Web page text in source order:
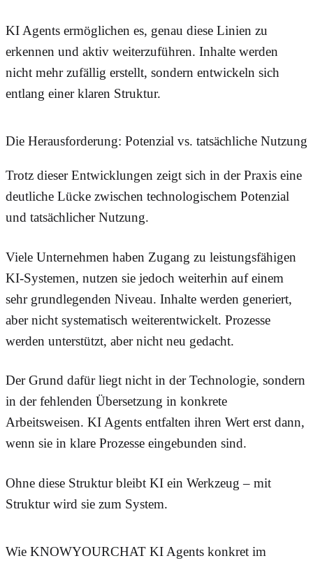
KI Agents ermöglichen es, genau diese Linien zu
erkennen und aktiv weiterzuführen. Inhalte werden
nicht mehr zufällig erstellt, sondern entwickeln sich
entlang einer klaren Struktur.
Die Herausforderung: Potenzial vs. tatsächliche Nutzung
Trotz dieser Entwicklungen zeigt sich in der Praxis eine
deutliche Lücke zwischen technologischem Potenzial
und tatsächlicher Nutzung.
Viele Unternehmen haben Zugang zu leistungsfähigen
KI-Systemen, nutzen sie jedoch weiterhin auf einem
sehr grundlegenden Niveau. Inhalte werden generiert,
aber nicht systematisch weiterentwickelt. Prozesse
werden unterstützt, aber nicht neu gedacht.
Der Grund dafür liegt nicht in der Technologie, sondern
in der fehlenden Übersetzung in konkrete
Arbeitsweisen. KI Agents entfalten ihren Wert erst dann,
wenn sie in klare Prozesse eingebunden sind.
Ohne diese Struktur bleibt KI ein Werkzeug – mit
Struktur wird sie zum System.
Wie KNOWYOURCHAT KI Agents konkret im